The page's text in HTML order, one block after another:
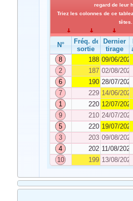
regard de leur
Triez les colonnes de ce
têtes.
N°
Fréq. de
sortie
Dernier
tirage
8
188 09/06/2021
2
187 02/08/2021
6
190 28/07/2021
7
229 14/06/2021
1
220 12/07/2021
9
210 24/07/2021
5
220 19/07/2021
3
203 09/08/2021
4
202 11/08/2021
10
199 13/08/2021